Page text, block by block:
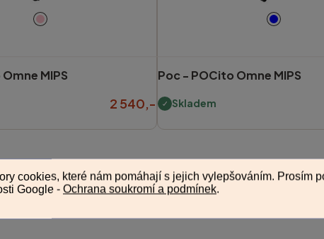
MIPS
2 540,-
Poc - POCito Omne MIPS
Skladem